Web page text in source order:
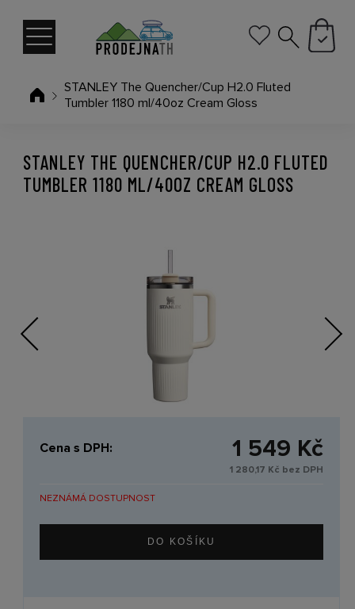
STANLEY The Quencher/Cup H2.0 Fluted
Tumbler 1180 ml/40oz Cream Gloss
Previous Next
STANLEY THE QUENCHER/CUP H2.0 FLUTED
TUMBLER 1180 ML/40OZ CREAM GLOSS
Cena s DPH: 1 549 Kč
1 280,17 Kč bez DPH
NEZNÁMÁ DOSTUPNOST